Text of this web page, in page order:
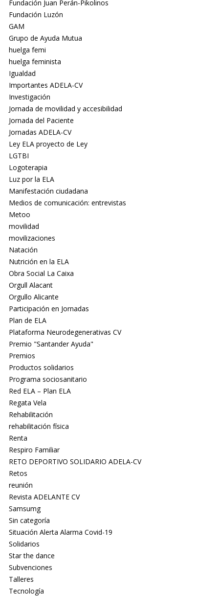
Fundación Juan Perán-Pikolinos
Fundación Luzón
GAM
Grupo de Ayuda Mutua
huelga femi
huelga feminista
Igualdad
Importantes ADELA-CV
Investigación
Jornada de movilidad y accesibilidad
Jornada del Paciente
Jornadas ADELA-CV
Ley ELA proyecto de Ley
LGTBI
Logoterapia
Luz por la ELA
Manifestación ciudadana
Medios de comunicación: entrevistas
Metoo
movilidad
movilizaciones
Natación
Nutrición en la ELA
Obra Social La Caixa
Orgull Alacant
Orgullo Alicante
Participación en Jornadas
Plan de ELA
Plataforma Neurodegenerativas CV
Premio "Santander Ayuda"
Premios
Productos solidarios
Programa sociosanitario
Red ELA – Plan ELA
Regata Vela
Rehabilitación
rehabilitación física
Renta
Respiro Familiar
RETO DEPORTIVO SOLIDARIO ADELA-CV
Retos
reunión
Revista ADELANTE CV
Samsumg
Sin categoría
Situación Alerta Alarma Covid-19
Solidarios
Star the dance
Subvenciones
Talleres
Tecnología